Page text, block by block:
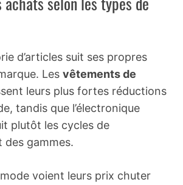
d’articles suit ses propres
Les vêtements de
leurs plus fortes réductions
tandis que l’électronique
plutôt les cycles de
des gammes.
voient leurs prix chuter